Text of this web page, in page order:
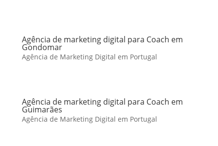
Agência de marketing digital para Coach em
Gondomar
Agência de Marketing Digital em Portugal
Agência de marketing digital para Coach em
Guimarães
Agência de Marketing Digital em Portugal